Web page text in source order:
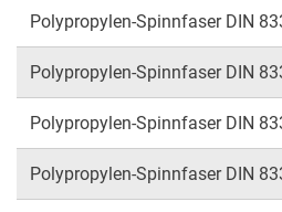
Polypropylen-Spinnfaser DIN
Polypropylen-Spinnfaser DIN
Polypropylen-Spinnfaser DIN
Polypropylen-Spinnfaser DIN